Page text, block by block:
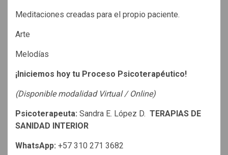
Meditaciones creadas para el propio paciente.
Arte
Melodías
¡Iniciemos hoy tu Proceso Psicoterapéutico!
(Disponible modalidad Virtual / Online)
Psicoterapeuta: Sandra E. López D. TERAPIAS DE
SANIDAD INTERIOR
WhatsApp: +57 310 271 3682